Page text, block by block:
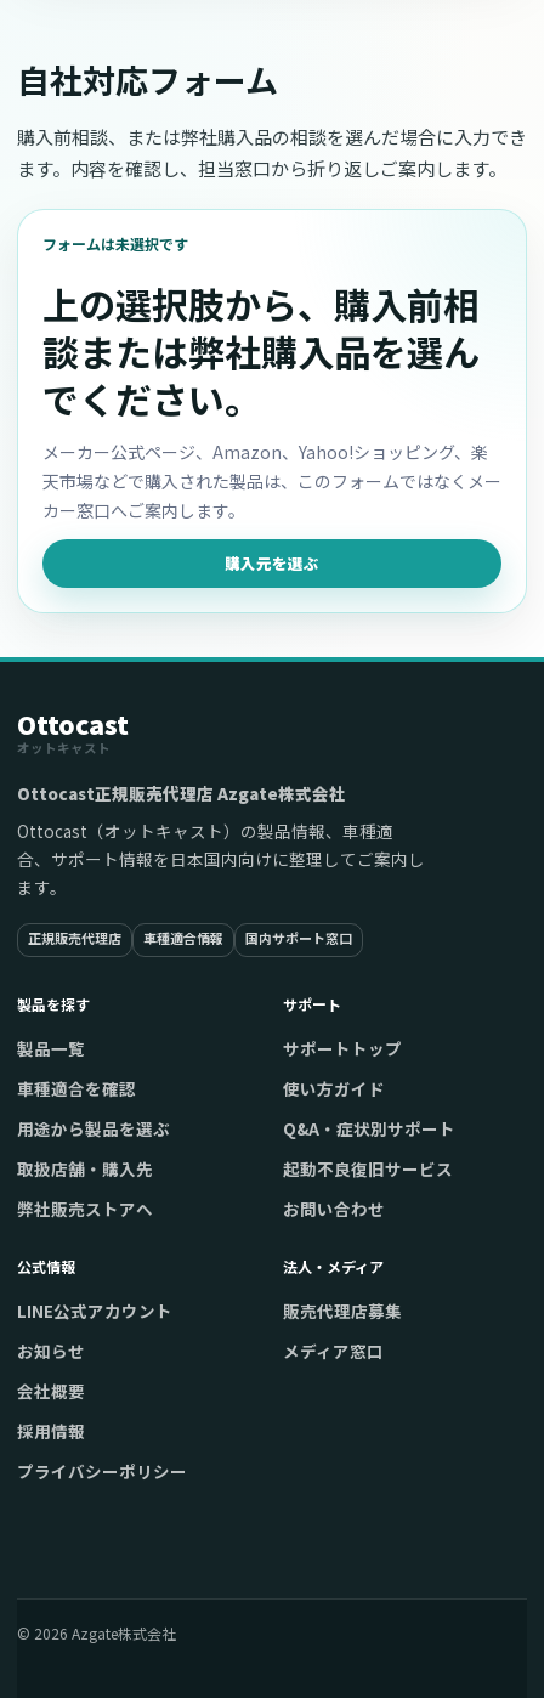
自社対応フォーム
購入前相談、または弊社購入品の相談を選んだ場合に入力でき
ます。内容を確認し、担当窓口から折り返しご案内します。
フォームは未選択です
上の選択肢から、購入前相
談または弊社購入品を選ん
でください。
メーカー公式ページ、Amazon、Yahoo!ショッピング、楽
天市場などで購入された製品は、このフォームではなくメー
カー窓口へご案内します。
購入元を選ぶ
Ottocast
オットキャスト
Ottocast正規販売代理店 Azgate株式会社
Ottocast（オットキャスト）の製品情報、車種適
合、サポート情報を日本国内向けに整理してご案内し
ます。
正規販売代理店 車種適合情報 国内サポート窓口
製品を探す
製品一覧
車種適合を確認
用途から製品を選ぶ
取扱店舗・購入先
弊社販売ストアへ
サポート
サポートトップ
使い方ガイド
Q&A・症状別サポート
起動不良復旧サービス
お問い合わせ
公式情報
LINE公式アカウント
お知らせ
会社概要
採用情報
プライバシーポリシー
法人・メディア
販売代理店募集
メディア窓口
© 2026 Azgate株式会社